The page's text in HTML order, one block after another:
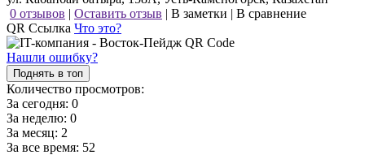
0 отзывов | Оставить отзыв | В заметки | В сравнение
QR Ссылка Что это?
Нашли ошибку?
Поднять в топ
Количество просмотров:
За сегодня: 0
За неделю: 0
За месяц: 2
За все время: 52